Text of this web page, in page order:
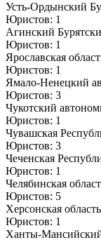
Усть-Ордынский
Юристов: 1
Агинский
Юристов: 1
Ярославская
Юристов: 1
Ямало-Ненецкий
Юристов: 3
Чукотский
Юристов: 1
Чувашская
Юристов: 3
Чеченская
Юристов: 1
Челябинская
Юристов: 5
Херсонская область
Юристов: 1
Ханты-